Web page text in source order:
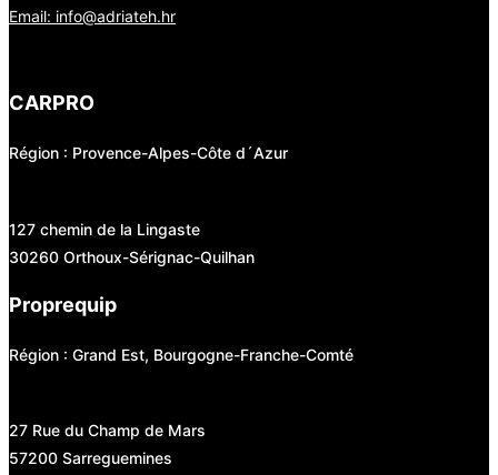
Email: info@adriateh.hr
CARPRO
Région : Provence-Alpes-Côte d´Azur
127 chemin de la Lingaste
30260 Orthoux-Sérignac-Quilhan
Proprequip
Région : Grand Est, Bourgogne-Franche-Comté
27 Rue du Champ de Mars
57200 Sarreguemines